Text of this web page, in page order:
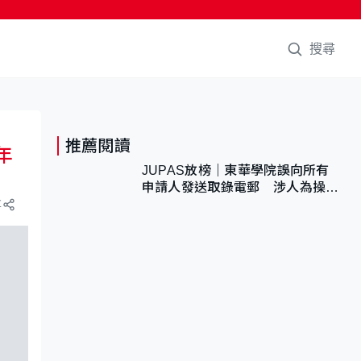
搜尋
推薦閱讀
JUPAS放榜｜東華學院誤向所有
申請人發送取錄電郵 涉人為操作